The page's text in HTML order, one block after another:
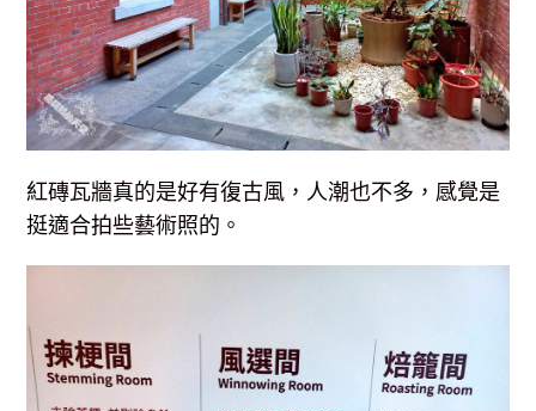
紅磚瓦牆真的是好有復古風，人潮也不多，感覺是
挺適合拍些藝術照的。